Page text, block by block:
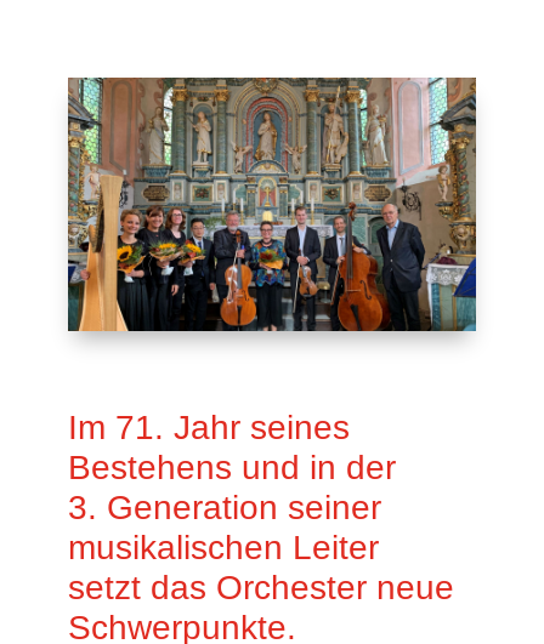
Im 71. Jahr seines
Bestehens und in der
3. Generation seiner
musikalischen Leiter
setzt das Orchester neue
Schwerpunkte.